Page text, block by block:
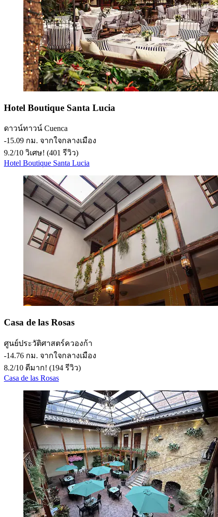
Hotel Boutique Santa Lucia
ดาวน์ทาวน์ Cuenca
‐15.09 กม. จากใจกลางเมือง
9.2/10 วิเศษ! (401 รีวิว)
Hotel Boutique Santa Lucia
Casa de las Rosas
ศูนย์ประวัติศาสตร์ควองก้า
‐14.76 กม. จากใจกลางเมือง
8.2/10 ดีมาก! (194 รีวิว)
Casa de las Rosas